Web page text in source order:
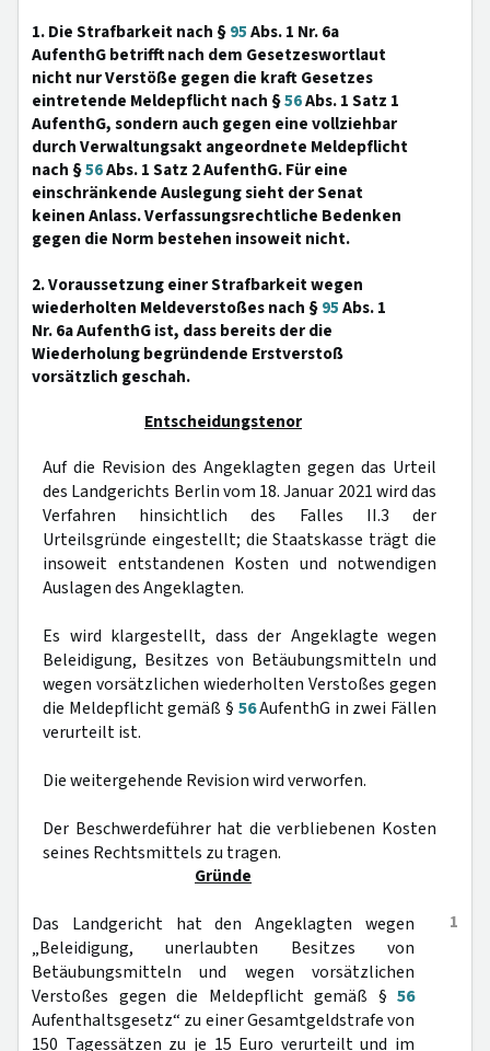
1. Die Strafbarkeit nach §95Abs. 1 Nr. 6a
AufenthG betrifft nach dem Gesetzeswortlaut
nicht nur Verstöße gegen die kraft Gesetzes
eintretende Meldepflicht nach §56Abs. 1 Satz 1
AufenthG, sondern auch gegen eine vollziehbar
durch Verwaltungsakt angeordnete Meldepflicht
nach §56Abs. 1 Satz 2 AufenthG. Für eine
einschränkende Auslegung sieht der Senat
keinen Anlass. Verfassungsrechtliche Bedenken
gegen die Norm bestehen insoweit nicht.
2. Voraussetzung einer Strafbarkeit wegen
wiederholten Meldeverstoßes nach §95Abs. 1
Nr. 6a AufenthG ist, dass bereits der die
Wiederholung begründende Erstverstoß
vorsätzlich geschah.
Entscheidungstenor
Auf die Revision des Angeklagten gegen das Urteil
des Landgerichts Berlin vom 18. Januar 2021 wird das
Verfahren hinsichtlich des Falles II.3 der
Urteilsgründe eingestellt; die Staatskasse trägt die
insoweit entstandenen Kosten und notwendigen
Auslagen des Angeklagten.
Es wird klargestellt, dass der Angeklagte wegen
Beleidigung, Besitzes von Betäubungsmitteln und
wegen vorsätzlichen wiederholten Verstoßes gegen
die Meldepflicht gemäß § 56AufenthG in zwei Fällen
verurteilt ist.
Die weitergehende Revision wird verworfen.
Der Beschwerdeführer hat die verbliebenen Kosten
seines Rechtsmittels zu tragen.
Gründe
1
Das Landgericht hat den Angeklagten wegen
„Beleidigung, unerlaubten Besitzes von
Betäubungsmitteln und wegen vorsätzlichen
Verstoßes gegen die Meldepflicht gemäß § 56
Aufenthaltsgesetz“ zu einer Gesamtgeldstrafe von
150 Tagessätzen zu je 15 Euro verurteilt und im